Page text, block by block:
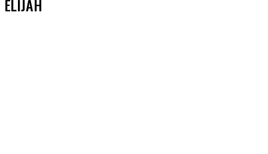
ELIJAH